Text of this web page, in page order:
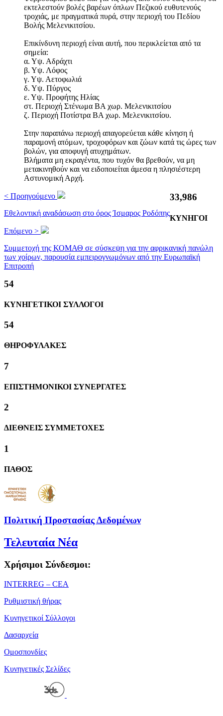
εκτελεστούν βολές βαρέων όπλων Πεζικού ευθυτενούς
τροχιάς, με πραγματικά πυρά, στην περιοχή του Πεδίου
Βολής Μελενικιτσίου.
Επικίνδυνη περιοχή είναι αυτή, που περικλείεται από τα
σημεία:
α. Υψ. Αδράχτι
β. Υψ. Λόφος
γ. Υψ. Αετοφωλιά
δ. Υψ. Πύργος
ε. Υψ. Προφήτης Ηλίας
στ. Περιοχή Στένωμα ΒΑ χωρ. Μελενικιτσίου
ζ. Περιοχή Ποτίστρα ΒΑ χωρ. Μελενικιτσίου.
Στην παραπάνω περιοχή απαγορεύεται κάθε κίνηση ή
παραμονή ατόμων, τροχοφόρων και ζώων κατά τις ώρες των
βολών, για αποφυγή ατυχημάτων.
Βλήματα μη εκραγέντα, που τυχόν θα βρεθούν, να μη
μετακινηθούν και να ειδοποιείται άμεσα η πλησιέστερη
Αστυνομική Αρχή.
< Προηγούμενο
Εθελοντική αναδάσωση στο όρος Ίσμαρος Ροδόπης
Επόμενο >
Συμμετοχή της ΚΟΜΑΘ σε σύσκεψη για την αφρικανική πανώλη
των χοίρων, παρουσία εμπειρογνωμόνων από την Ευρωπαϊκή
Επιτροπή
36,125
ΚΥΝΗΓΟΙ
57
ΚΥΝΗΓΕΤΙΚΟΙ ΣΥΛΛΟΓΟΙ
57
ΘΗΡΟΦΥΛΑΚΕΣ
8
ΕΠΙΣΤΗΜΟΝΙΚΟΙ ΣΥΝΕΡΓΑΤΕΣ
2
ΔΙΕΘΝΕΙΣ ΣΥΜΜΕΤΟΧΕΣ
1
ΠΑΘΟΣ
Πολιτική Προστασίας Δεδομένων
Τελευταία Νέα
Χρήσιμοι Σύνδεσμοι:
ΙΝΤΕRREG – CEA
Ρυθμιστική θήρας
Κυνηγετικοί Σύλλογοι
Δασαρχεία
Ομοσπονδίες
Κυνηγετικές Σελίδες